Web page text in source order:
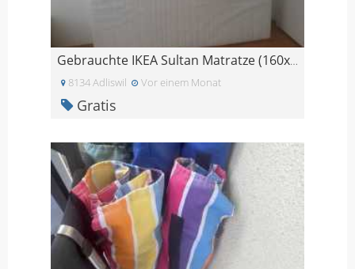
Gebrauchte IKEA Sultan Matratze (160x200 cm)
8134 Adliswil Vor einem Monat
Gratis